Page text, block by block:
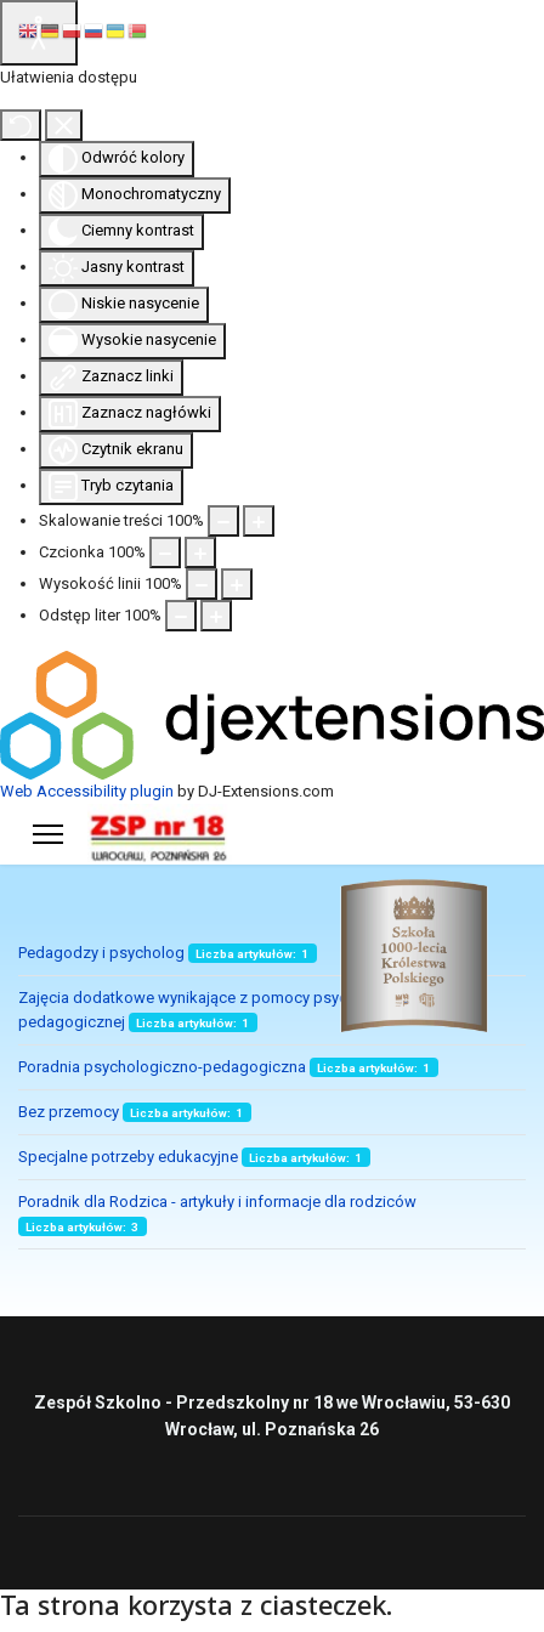
Ułatwienia dostępu
Odwróć kolory
Monochromatyczny
Ciemny kontrast
Jasny kontrast
Niskie nasycenie
Wysokie nasycenie
Zaznacz linki
Zaznacz nagłówki
Czytnik ekranu
Tryb czytania
Skalowanie treści 100%
Czcionka 100%
Wysokość linii 100%
Odstęp liter 100%
Web Accessibility plugin by DJ-Extensions.com
Pedagodzy i psycholog Liczba artykułów: 1
Zajęcia dodatkowe wynikające z pomocy psychologiczno-
pedagogicznej
Liczba artykułów: 1
Poradnia psychologiczno-pedagogiczna Liczba artykułów: 1
Bez przemocy Liczba artykułów: 1
Specjalne potrzeby edukacyjne Liczba artykułów: 1
Poradnik dla Rodzica - artykuły i informacje dla rodziców
Liczba artykułów: 3
Zespół Szkolno - Przedszkolny nr 18 we Wrocławiu, 53-630
Wrocław, ul. Poznańska 26
Ta strona korzysta z ciasteczek.